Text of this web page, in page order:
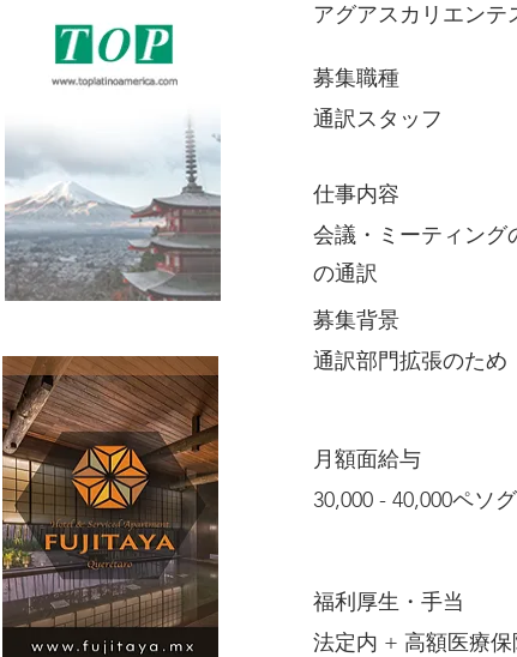
アグアスカリエンテ
募集職種
通訳スタッフ
仕事内容
会議・ミーティング
の通訳
募集背景
通訳部門拡張のため
月額面給与
30,000 - 40,000ペソ
福利厚生・手当
法定内 + 高額医療